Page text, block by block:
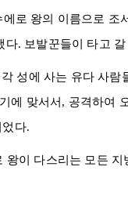
에로 왕의 이름으로 조
다. 보발꾼들이 타고
성에 사는 유다사람
에 맞서서, 공격하여
다.
왕이 다스리는 모든 지